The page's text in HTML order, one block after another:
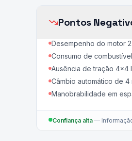
Pontos
Desempenho do motor
Consumo de
Ausência de tração 4x4
Câmbio automático de
Manobrabilidade em
Confiança alta —